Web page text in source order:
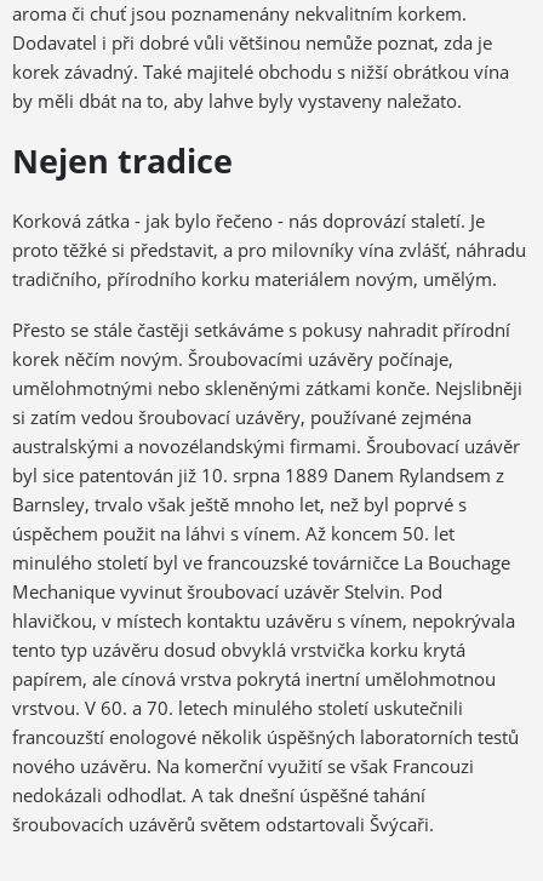
aroma či chuť jsou poznamenány nekvalitním korkem.
Dodavatel i při dobré vůli většinou nemůže poznat, zda je
korek závadný. Také majitelé obchodu s nižší obrátkou vína
by měli dbát na to, aby lahve byly vystaveny naležato.
Nejen tradice
Korková zátka - jak bylo řečeno - nás doprovází staletí. Je
proto těžké si představit, a pro milovníky vína zvlášť, náhradu
tradičního, přírodního korku materiálem novým, umělým.
Přesto se stále častěji setkáváme s pokusy nahradit přírodní
korek něčím novým. Šroubovacími uzávěry počínaje,
umělohmotnými nebo skleněnými zátkami konče. Nejslibněji
si zatím vedou šroubovací uzávěry, používané zejména
australskými a novozélandskými firmami. Šroubovací uzávěr
byl sice patentován již 10. srpna 1889 Danem Rylandsem z
Barnsley, trvalo však ještě mnoho let, než byl poprvé s
úspěchem použit na láhvi s vínem. Až koncem 50. let
minulého století byl ve francouzské továrničce La Bouchage
Mechanique vyvinut šroubovací uzávěr Stelvin. Pod
hlavičkou, v místech kontaktu uzávěru s vínem, nepokrývala
tento typ uzávěru dosud obvyklá vrstvička korku krytá
papírem, ale cínová vrstva pokrytá inertní umělohmotnou
vrstvou. V 60. a 70. letech minulého století uskutečnili
francouzští enologové několik úspěšných laboratorních testů
nového uzávěru. Na komerční využití se však Francouzi
nedokázali odhodlat. A tak dnešní úspěšné tahání
šroubovacích uzávěrů světem odstartovali Švýcaři.